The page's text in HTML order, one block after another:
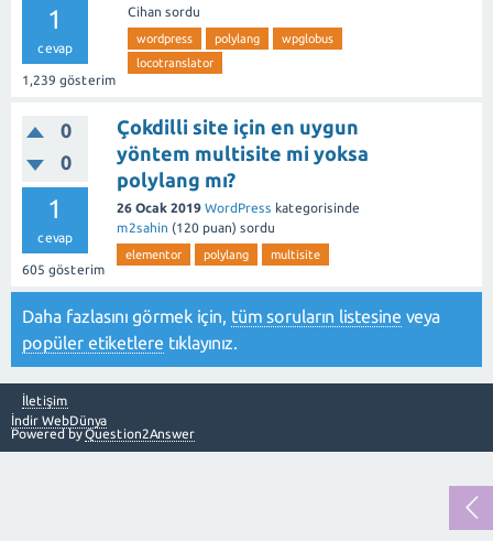
1
cevap
1,239 gösterim
Cihan sordu
wordpress polylang
wpglobus
locotranslator
0
0
1
cevap
605 gösterim
Çokdilli site için en uygun
yöntem multisite mi yoksa
polylang mı?
26 Ocak 2019 WordPress kategorisinde
m2sahin (120 puan) sordu
elementor polylang multisite
Daha fazlasını görmek için, tüm soruların listesine veya
popüler etiketlere tıklayınız.
İletişim
İndir WebDünya
Powered byQuestion2Answer